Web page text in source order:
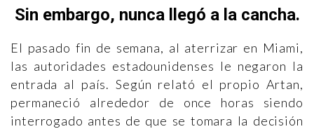
Sin embargo, nunca llegó a la cancha.
El pasado fin de semana, al aterrizar en Miami,
las autoridades estadounidenses le negaron la
entrada al país. Según relató el propio Artan,
permaneció alrededor de once horas siendo
interrogado antes de que se tomara la decisión